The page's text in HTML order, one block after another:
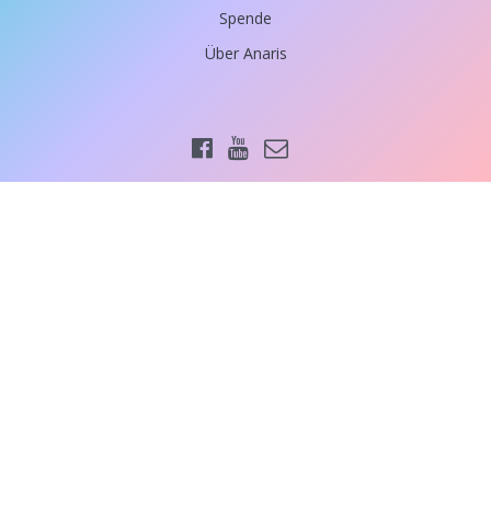
Spende
Über Anaris